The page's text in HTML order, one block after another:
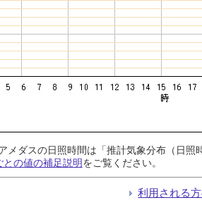
メダスの日照時間は「推計気象分布（日
との値の補足説明をご覧ください。
利用される